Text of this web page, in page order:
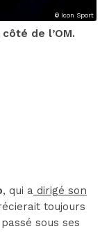
© Icon Sport
de l’OM.
, qui a dirigé son
toujours
sous ses